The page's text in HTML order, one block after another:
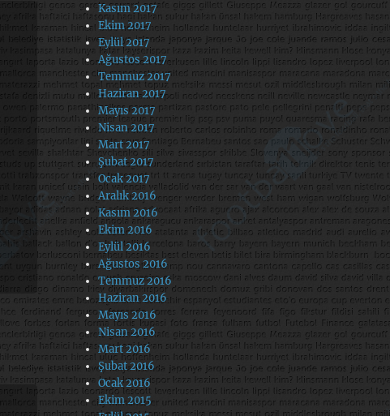
Kasım 2017
Ekim 2017
Eylül 2017
Ağustos 2017
Temmuz 2017
Haziran 2017
Mayıs 2017
Nisan 2017
Mart 2017
Şubat 2017
Ocak 2017
Aralık 2016
Kasım 2016
Ekim 2016
Eylül 2016
Ağustos 2016
Temmuz 2016
Haziran 2016
Mayıs 2016
Nisan 2016
Mart 2016
Şubat 2016
Ocak 2016
Ekim 2015